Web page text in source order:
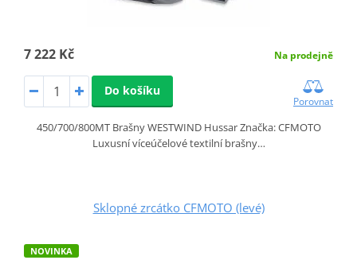
7 222 Kč Na prodejně
Do košíku
Porovnat
450/700/800MT Brašny WESTWIND Hussar Značka: CFMOTO
Luxusní víceúčelové textilní brašny…
Sklopné zrcátko CFMOTO (levé)
NOVINKA